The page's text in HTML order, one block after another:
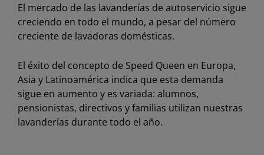
El mercado de las lavanderías de autoservicio sigue
creciendo en todo el mundo, a pesar del número
creciente de lavadoras domésticas.
El éxito del concepto de Speed Queen en Europa,
Asia y Latinoamérica indica que esta demanda
sigue en aumento y es variada: alumnos,
pensionistas, directivos y familias utilizan nuestras
lavanderías durante todo el año.